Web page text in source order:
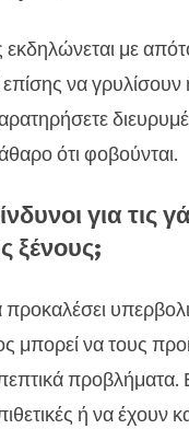
με
να
ότι φοβούνται.
για τις
ξένους;
μπορεί να τους
προβλήματα.
ή να έχουν